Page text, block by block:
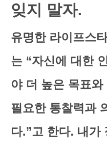
잊지 말자.
유명한 라이프스
는 “자신에 대한
야 더 높은 목표와
필요한 통찰력과
다.”고 한다. 내가